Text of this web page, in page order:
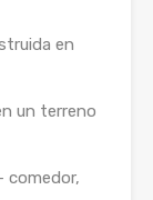
en
un terreno
comedor,